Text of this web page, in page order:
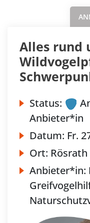
Alles rund
Status:
Anbieter*in
Datum: Fr.
Ort: Rösrath
Anbieter*in: